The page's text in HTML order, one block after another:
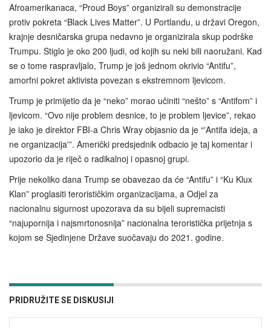
Afroamerikanaca, “Proud Boys” organizirali su demonstracije
protiv pokreta “Black Lives Matter”. U Portlandu, u državi Oregon,
krajnje desničarska grupa nedavno je organizirala skup podrške
Trumpu. Stiglo je oko 200 ljudi, od kojih su neki bili naoružani. Kad
se o tome raspravljalo, Trump je još jednom okrivio “Antifu”,
amorfni pokret aktivista povezan s ekstremnom ljevicom.
Trump je primijetio da je “neko” morao učiniti “nešto” s “Antifom” i
ljevicom. “Ovo nije problem desnice, to je problem ljevice”, rekao
je iako je direktor FBI-a Chris Wray objasnio da je “'Antifa ideja, a
ne organizacija'”. Američki predsjednik odbacio je taj komentar i
upozorio da je riječ o radikalnoj i opasnoj grupi.
Prije nekoliko dana Trump se obavezao da će “Antifu” i “Ku Klux
Klan” proglasiti terorističkim organizacijama, a Odjel za
nacionalnu sigurnost upozorava da su bijeli supremacisti
“najupornija i najsmrtonosnija” nacionalna teroristička prijetnja s
kojom se Sjedinjene Države suočavaju do 2021. godine.
PRIDRUŽITE SE DISKUSIJI